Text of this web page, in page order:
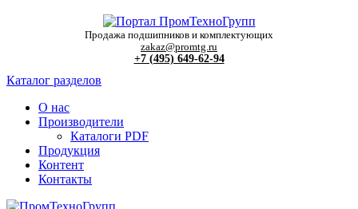
Продажа подшипников и комплектующих
zakaz@promtg.ru
+7 (495) 649-62-94
Каталог разделов
О нас
Производители
Каталоги PDF
Продукция
Контент
Контакты